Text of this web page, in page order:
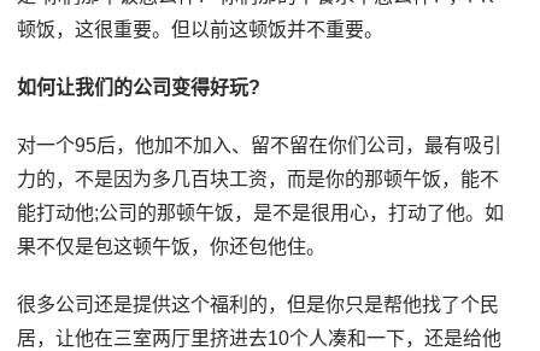
顿饭，这很重要。但以前这顿饭并不重要。
如何让我们的公司变得好玩?
对一个95后，他加不加入、留不留在你们公司，最有吸引
力的，不是因为多几百块工资，而是你的那顿午饭，能不
能打动他;公司的那顿午饭，是不是很用心，打动了他。如
果不仅是包这顿午饭，你还包他住。
很多公司还是提供这个福利的，但是你只是帮他找了个民
居，让他在三室两厅里挤进去10个人凑和一下，还是给他